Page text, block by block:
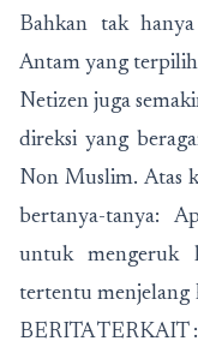
Bahkan tak
Antam yang terpilih
Netizen juga
direksi yang
Non Muslim. Atas
bertanya-tanya:
untuk mengeruk
tertentu menjelang
BERITA TERKAIT :